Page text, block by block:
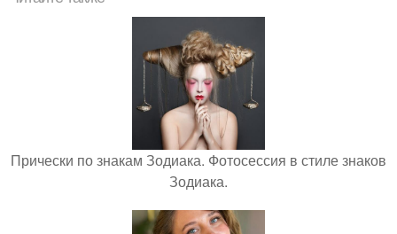
Прически по знакам Зодиака. Фотосессия в стиле знаков
Зодиака.